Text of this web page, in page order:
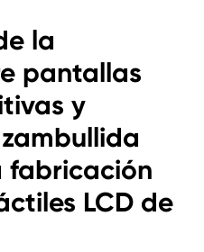
la
pantallas
y
fabricación
LCD de